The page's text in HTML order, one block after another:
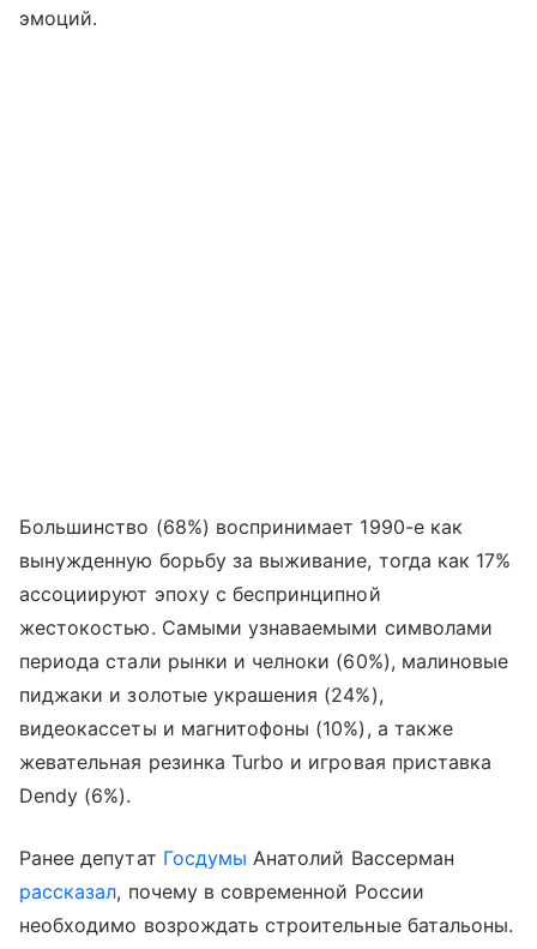
эмоций.
Большинство (68%) воспринимает 1990-е как
вынужденную борьбу за выживание, тогда как 17%
ассоциируют эпоху с беспринципной
жестокостью. Самыми узнаваемыми символами
периода стали рынки и челноки (60%), малиновые
пиджаки и золотые украшения (24%),
видеокассеты и магнитофоны (10%), а также
жевательная резинка Turbo и игровая приставка
Dendy (6%).
Ранее депутат Госдумы Анатолий Вассерман
рассказал, почему в современной России
необходимо возрождать строительные батальоны.